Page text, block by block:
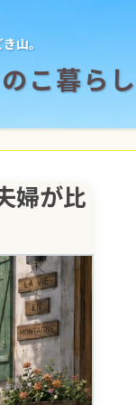
山。
こ暮らし
婦が比